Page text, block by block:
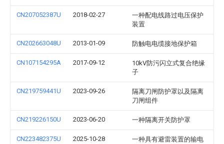
CN207052387U 2018-02-27
一种配电线路过电压保护
装置
CN202663048U 2013-01-09 防触电电缆接地保护箱
CN107154295A 2017-09-12
10kV防污闪立式复合绝缘
子
CN219759441U 2023-09-26
隔离刀闸防护罩以及隔离
刀闸组件
CN219226150U 2023-06-20 一种隔离开关防护罩
CN223482375U 2025-10-28
一种具有避雷装置的输电